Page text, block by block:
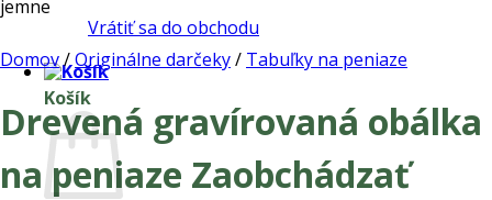
Vrátiť sa do obchodu
Košík
Domov/Originálne darčeky/ Tabuľky na peniaze
Drevená gravírovaná obálka
na peniaze Zaobchádzať